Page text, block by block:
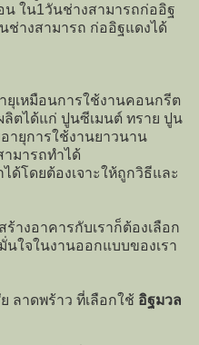
น ใน1วันช่างสามารถก่ออิฐ
ช่างสามารถ ก่ออิฐแดงได้
ยุเหมือนการใช้งานคอนกรีต
ลิตได้แก่ ปูนซีเมนต์ ทราย ปูน
ายุการใช้งานยาวนาน
ามารถทำได้
ด้โดยต้องเจาะให้ถูกวิธีและ
งอาคารกับเราก็ต้องเลือก
นใจในงานออกแบบของเรา
าดพร้าว ที่เลือกใช้ อิฐมวล